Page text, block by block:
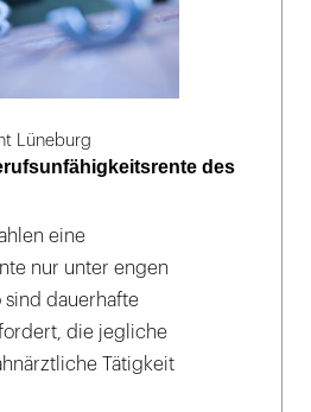
Lüneburg
des
eine
nur unter engen
sind dauerhafte
die jegliche
Tätigkeit